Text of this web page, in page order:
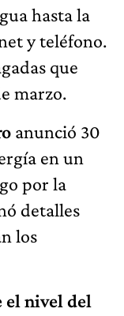
hasta la
y teléfono.
que
marzo.
anunció 30
en un
por la
detalles
los
el nivel del